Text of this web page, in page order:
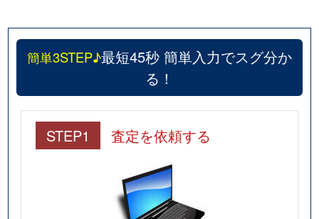
簡単3STEP♪最短45秒 簡単入力でスグ分か
る！
STEP1 査定を依頼する